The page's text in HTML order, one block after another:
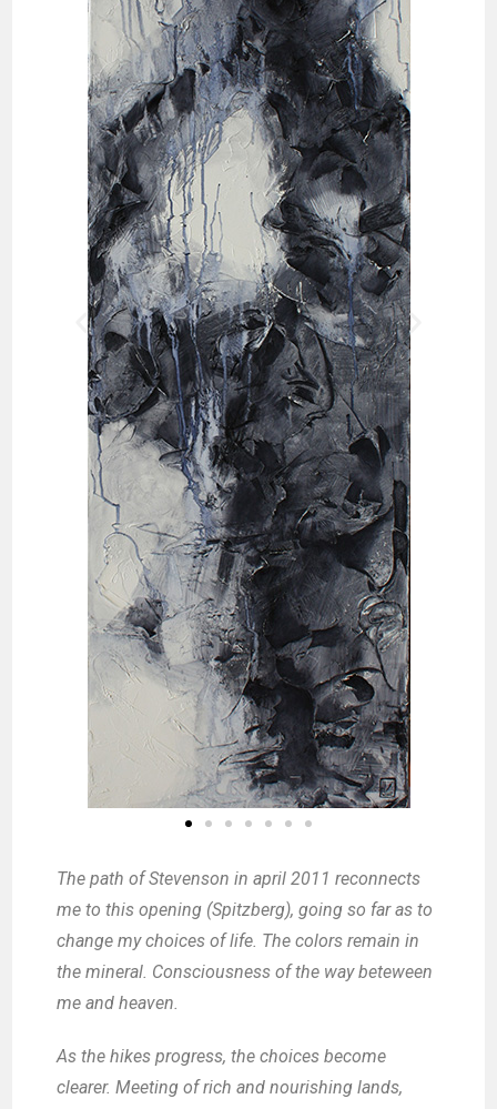
The path of Stevenson in april 2011 reconnects
me to this opening (Spitzberg), going so far as to
change my choices of life. The colors remain in
the mineral. Consciousness of the way beteween
me and heaven.
As the hikes progress, the choices become
clearer. Meeting of rich and nourishing lands,